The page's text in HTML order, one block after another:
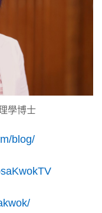
學博士
blog/